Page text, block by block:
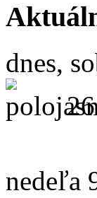
dnes,
nedeľa